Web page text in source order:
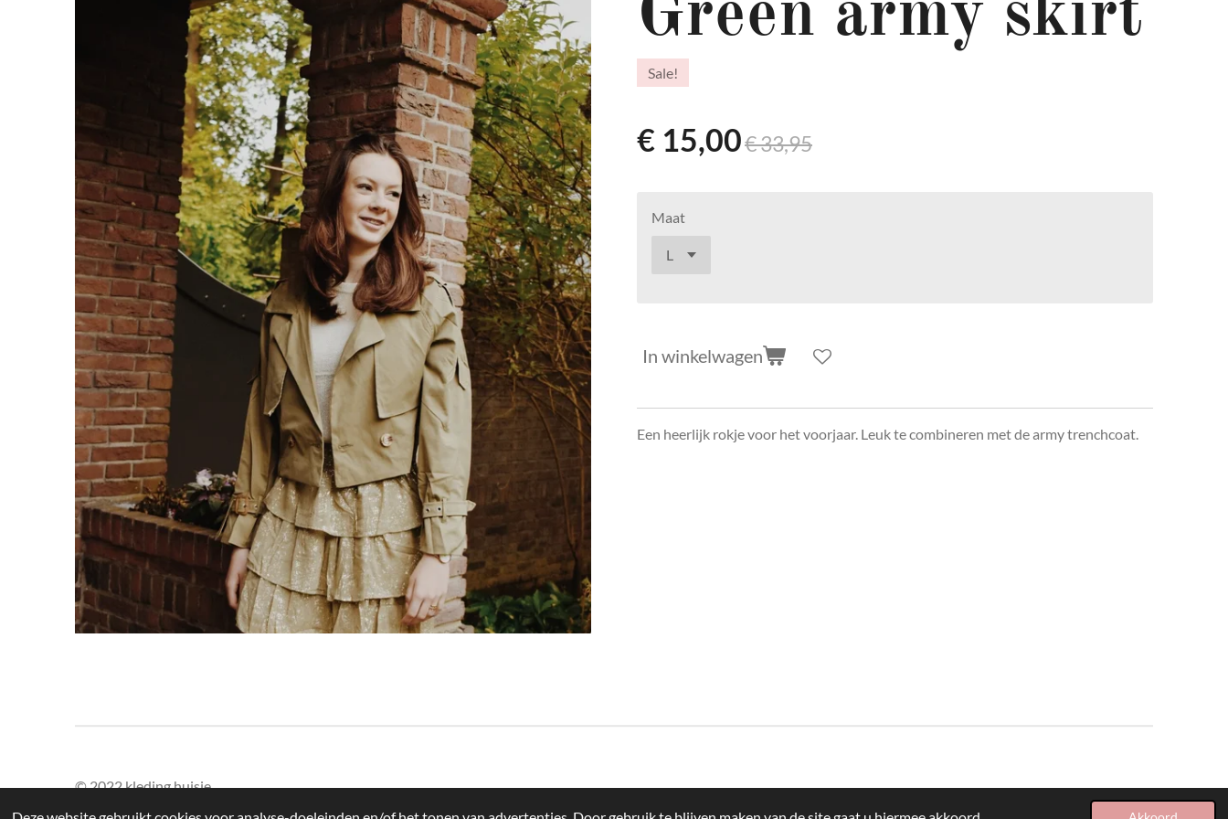
Green army skirt
Sale!
€ 15,00€ 33,95
Maat
In winkelwagen
Een heerlijk rokje voor het voorjaar. Leuk te combineren met de army trenchcoat.
© 2022 kleding huisje